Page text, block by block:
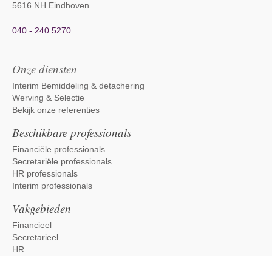
5616 NH Eindhoven
040 - 240 5270
Onze diensten
Interim Bemiddeling & detachering
Werving & Selectie
Bekijk onze referenties
Beschikbare professionals
Financiële professionals
Secretariële professionals
HR professionals
Interim professionals
Vakgebieden
Financieel
Secretarieel
HR